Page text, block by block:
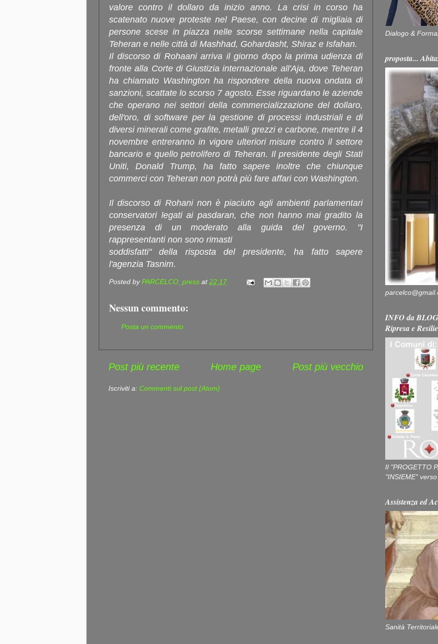
valore contro il dollaro da inizio anno. La crisi in corso ha
scatenato nuove proteste nel Paese, con decine di migliaia di
persone scese in piazza nelle scorse settimane nella capitale
Teheran e nelle città di Mashhad, Gohardasht, Shiraz e Isfahan.
Il discorso di Rohaani arriva il giorno dopo la prima udienza di
fronte alla Corte di Giustizia internazionale all'Aja, dove Teheran
ha chiamato Washington ha rispondere della nuova ondata di
sanzioni, scattate lo scorso 7 agosto. Esse riguardano le aziende
che operano nei settori della commercializzazione del dollaro,
dell'oro, di software per la gestione di processi industriali e di
diversi minerali come grafite, metalli grezzi e carbone, mentre il 4
novembre entreranno in vigore ulteriori misure contro il settore
bancario e quello petrolifero di Teheran. Il presidente degli Stati
Uniti, Donald Trump, ha fatto sapere inoltre che chiunque
commerci con Teheran non potrà più fare affari con Washington.
Il discorso di Rohani non è piaciuto agli ambienti parlamentari
conservatori legati ai pasdaran, che non hanno mai gradito la
presenza di un moderato alla guida del governo. "I
rappresentanti non sono rimasti
soddisfatti" della risposta del presidente, ha fatto sapere
l'agenzia Tasnim.
Posted byPARCELCO_press at22:17
Nessun commento:
Posta un commento
Post più recente Post più vecchio
Home page
Iscriviti a: Commenti sul post (Atom)
Dialogo &
proposta...
INFO da
Ripresa e
Il "PROGETTO
"INSIEME"
Assistenza ed
Sanità